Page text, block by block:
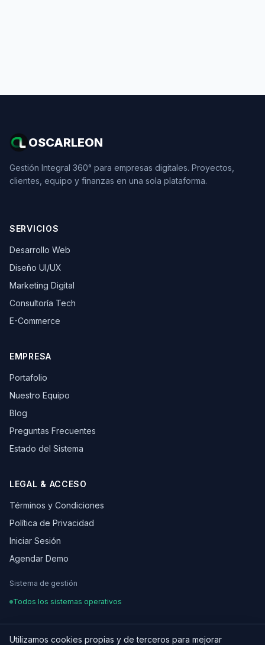
OSCARLEON
Gestión Integral 360° para empresas digitales. Proyectos,
clientes, equipo y finanzas en una sola plataforma.
SERVICIOS
Desarrollo Web
Diseño UI/UX
Marketing Digital
Consultoría Tech
E-Commerce
EMPRESA
Portafolio
Nuestro Equipo
Blog
Preguntas Frecuentes
Estado del Sistema
LEGAL & ACCESO
Términos y Condiciones
Política de Privacidad
Iniciar Sesión
Agendar Demo
Sistema de gestión
Todos los sistemas operativos
Utilizamos cookies propias y de terceros para mejorar